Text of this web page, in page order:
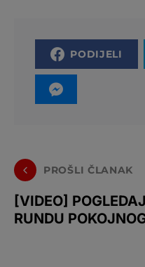
PODIJELI
PROŠLI ČLANAK
[VIDEO]
RUNDU